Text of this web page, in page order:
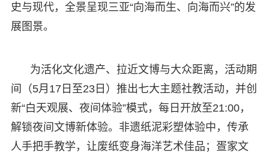
史与现代，全景呈现三亚“向海而生、向海而兴”的发
展图景。
为活化文化遗产、拉近文博与大众距离，活动期
间（5月17日至23日）推出七大主题社教活动，并创
新“白天观展、夜间体验”模式，每日开放至21:00，
解锁夜间文博新体验。非遗纸泥彩塑体验中，传承
人手把手教学，让废纸变身海洋艺术佳品；疍家文